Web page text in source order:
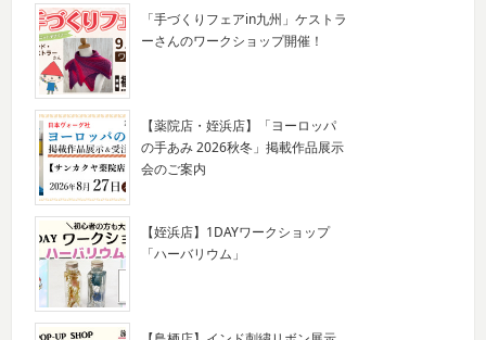
「手づくりフェアin九州」ケストラ
ーさんのワークショップ開催！
【薬院店・姪浜店】「ヨーロッパ
の手あみ 2026秋冬」掲載作品展示
会のご案内
【姪浜店】1DAYワークショップ
「ハーバリウム」